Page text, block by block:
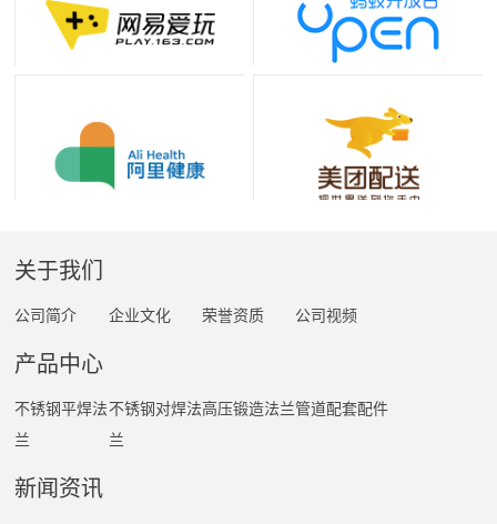
关于我们
公司简介 企业文化 荣誉资质 公司视频
产品中心
不锈钢平焊法
兰
不锈钢对焊法
兰
高压锻造法兰管道配套配件
新闻资讯